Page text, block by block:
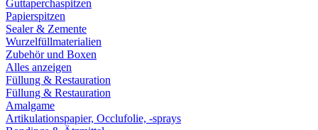
Guttaperchaspitzen
Papierspitzen
Sealer & Zemente
Wurzelfüllmaterialien
Zubehör und Boxen
Alles anzeigen
Füllung & Restauration
Füllung & Restauration
Amalgame
Artikulationspapier, Occlufolie, -sprays